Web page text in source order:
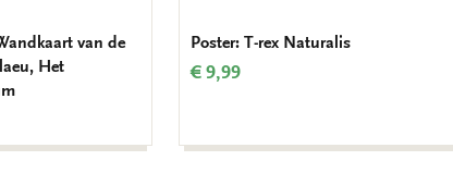
van de
Het
Poster: T-rex Naturalis
€ 9,99